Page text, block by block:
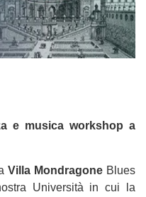
e musica workshop a
Villa MondragoneBlues
Università in cui la